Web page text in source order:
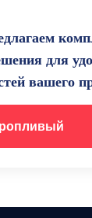
для
вашего